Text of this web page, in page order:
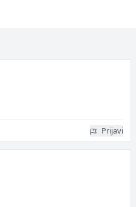
Prijavi